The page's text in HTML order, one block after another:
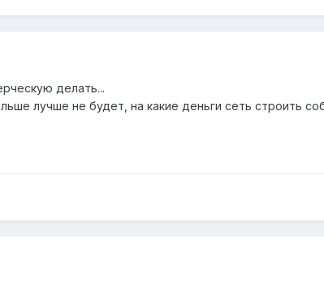
делать...
лучше не будет, на какие деньги сеть строить